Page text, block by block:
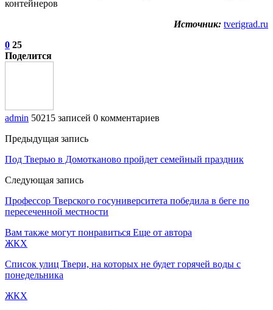
Источник: tverigrad.ru
0 25
Поделится
admin 50215 записей 0 комментариев
Предыдущая запись
Под Тверью в Домотканово пройдет семейный праздник
Следующая запись
Профессор Тверского госуниверситета победила в беге по
пересеченной местности
Вам также могут понравиться Еще от автора
ЖКХ
Список улиц Твери, на которых не будет горячей воды с
понедельника
ЖКХ